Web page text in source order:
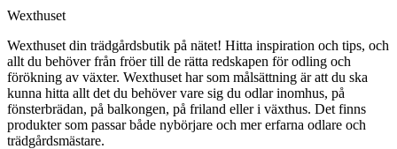
Wexthuset
Wexthuset din trädgårdsbutik på nätet! Hitta inspiration och tips, och
allt du behöver från fröer till de rätta redskapen för odling och
förökning av växter. Wexthuset har som målsättning är att du ska
kunna hitta allt det du behöver vare sig du odlar inomhus, på
fönsterbrädan, på balkongen, på friland eller i växthus. Det finns
produkter som passar både nybörjare och mer erfarna odlare och
trädgårdsmästare.